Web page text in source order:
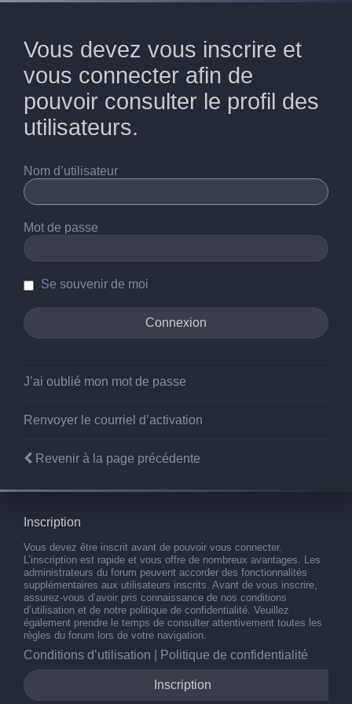
Vous devez vous inscrire et
vous connecter afin de
pouvoir consulter le profil des
utilisateurs.
Nom d’utilisateur
Mot de passe
Se souvenir de moi
J’ai oublié mon mot de passe
Renvoyer le courriel d’activation
Revenir à la page précédente
Inscription
Vous devez être inscrit avant de pouvoir vous connecter.
L’inscription est rapide et vous offre de nombreux avantages. Les
administrateurs du forum peuvent accorder des fonctionnalités
supplémentaires aux utilisateurs inscrits. Avant de vous inscrire,
assurez-vous d’avoir pris connaissance de nos conditions
d’utilisation et de notre politique de confidentialité. Veuillez
également prendre le temps de consulter attentivement toutes les
règles du forum lors de votre navigation.
Conditions d’utilisation Politique de confidentialité
Inscription